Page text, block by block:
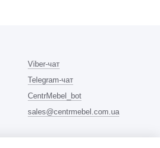
Viber-чат
Telegram-чат
CentrMebel_bot
sales@centrmebel.com.ua